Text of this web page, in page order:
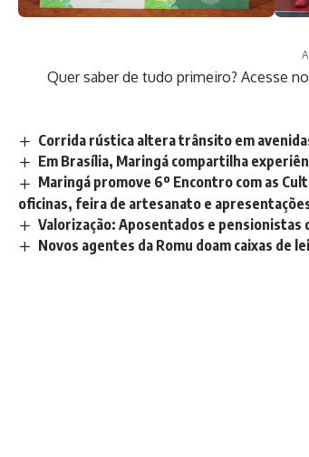
Quer saber de tudo primeiro? Acesse
Corrida rústica altera trânsito em
Em Brasília, Maringá compartilha
Maringá promove 6º Encontro com as
oficinas, feira de artesanato e
Valorização: Aposentados e pensionistas
Novos agentes da Romu doam caixas de